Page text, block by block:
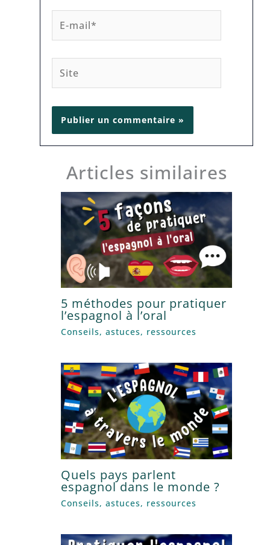
mail*
Articles similaires
5 méthodes pour pratiquer
l’espagnol à l’oral
Conseils, astuces, ressources
Quels pays parlent
espagnol dans le monde ?
Conseils, astuces, ressources